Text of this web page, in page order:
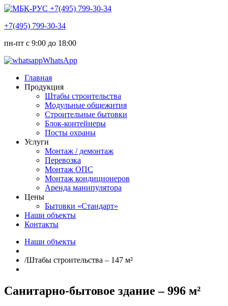
+7(495) 799-30-34
пн-пт с 9:00 до 18:00
WhatsApp
Главная
Продукция
Штабы строительства
Модульные общежития
Строительные бытовки
Блок-контейнеры
Посты охраны
Услуги
Монтаж / демонтаж
Перевозка
Монтаж ОПС
Монтаж кондиционеров
Аренда манипулятора
Цены
Бытовки «Стандарт»
Наши объекты
Контакты
Наши объекты
/Штабы строительства – 147 м²
Санитарно-бытовое здание – 996 м²